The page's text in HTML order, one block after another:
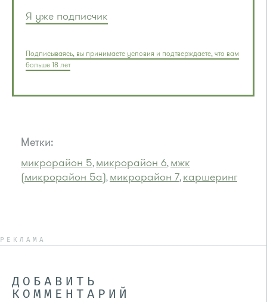
Я уже подписчик
Подписываясь, вы принимаете условия и подтверждаете, что вам
больше 18 лет
Метки:
микрорайон 5, микрорайон 6, мжк
(микрорайон 5а), микрорайон 7, каршеринг
РЕКЛАМА
ДОБАВИТЬ
КОММЕНТАРИЙ